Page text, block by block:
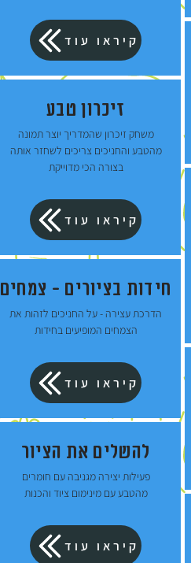
קיראו עוד
זיכרון טבע
משחק זיכרון שהמדריך יוצר תמונה
מהטבע והחניכים צריכים לשחזר אותה
בצורה הכי מדוייקת
קיראו עוד
חידות בציורים - צמחים
הדרכת עצירה - על החניכים לזהות את
הצמחים המופיעים בחידות
קיראו עוד
להשלים את הציור
פעילות יצירה מגניבה עם חומרים
מהטבע עם מינימום ציוד והכנות
קיראו עוד